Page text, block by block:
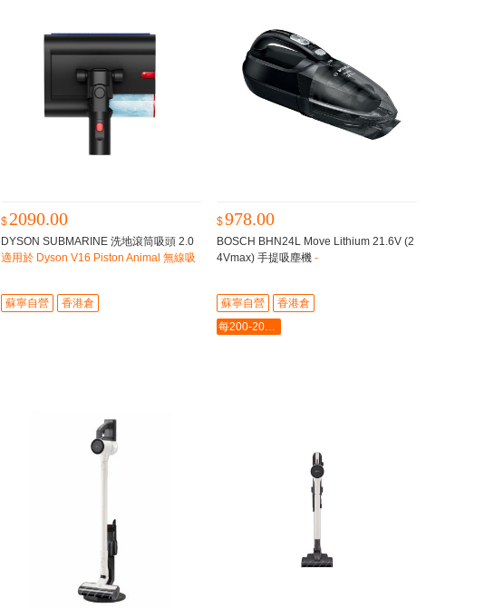
$ 2090.00
DYSON SUBMARINE 洗地滾筒吸頭 2.0
適用於 Dyson V16 Piston Animal 無線吸
蘇寧自營 香港倉
$978.00
BOSCH BHN24L Move Lithium 21.6V (2
4Vmax) 手提吸塵機 -
蘇寧自營
香港倉
每200-20最多-2000